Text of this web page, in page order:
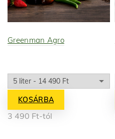
Greenman Agro
KOSÁRBA
3 490 Ft-tól